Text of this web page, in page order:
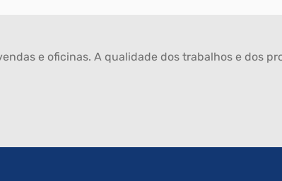
e oficinas. A qualidade dos trabalhos e dos